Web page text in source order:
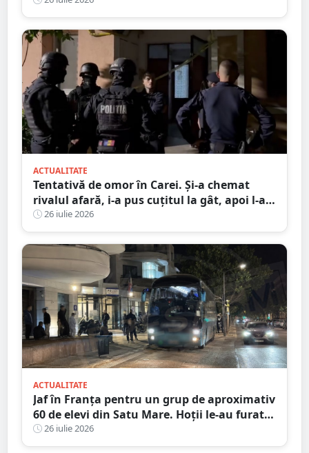
ACTUALITATE
Tentativă de omor în Carei. Și-a chemat
rivalul afară, i-a pus cuțitul la gât, apoi l-a
înjunghiat în abdomen
26 iulie 2026
ACTUALITATE
Jaf în Franța pentru un grup de aproximativ
60 de elevi din Satu Mare. Hoții le-au furat
bagajele, actele și banii după ce autocarul a
fost lăsat nesupravegheat
26 iulie 2026